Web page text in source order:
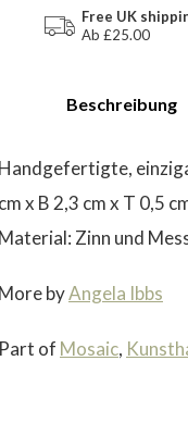
Free UK
Ab £25.00
Beschreibung
Handgefertigte,
cm x B 2,3 cm x T 0,5
Material: Zinn und
More byAngela Ibbs
Part of Mosaic,